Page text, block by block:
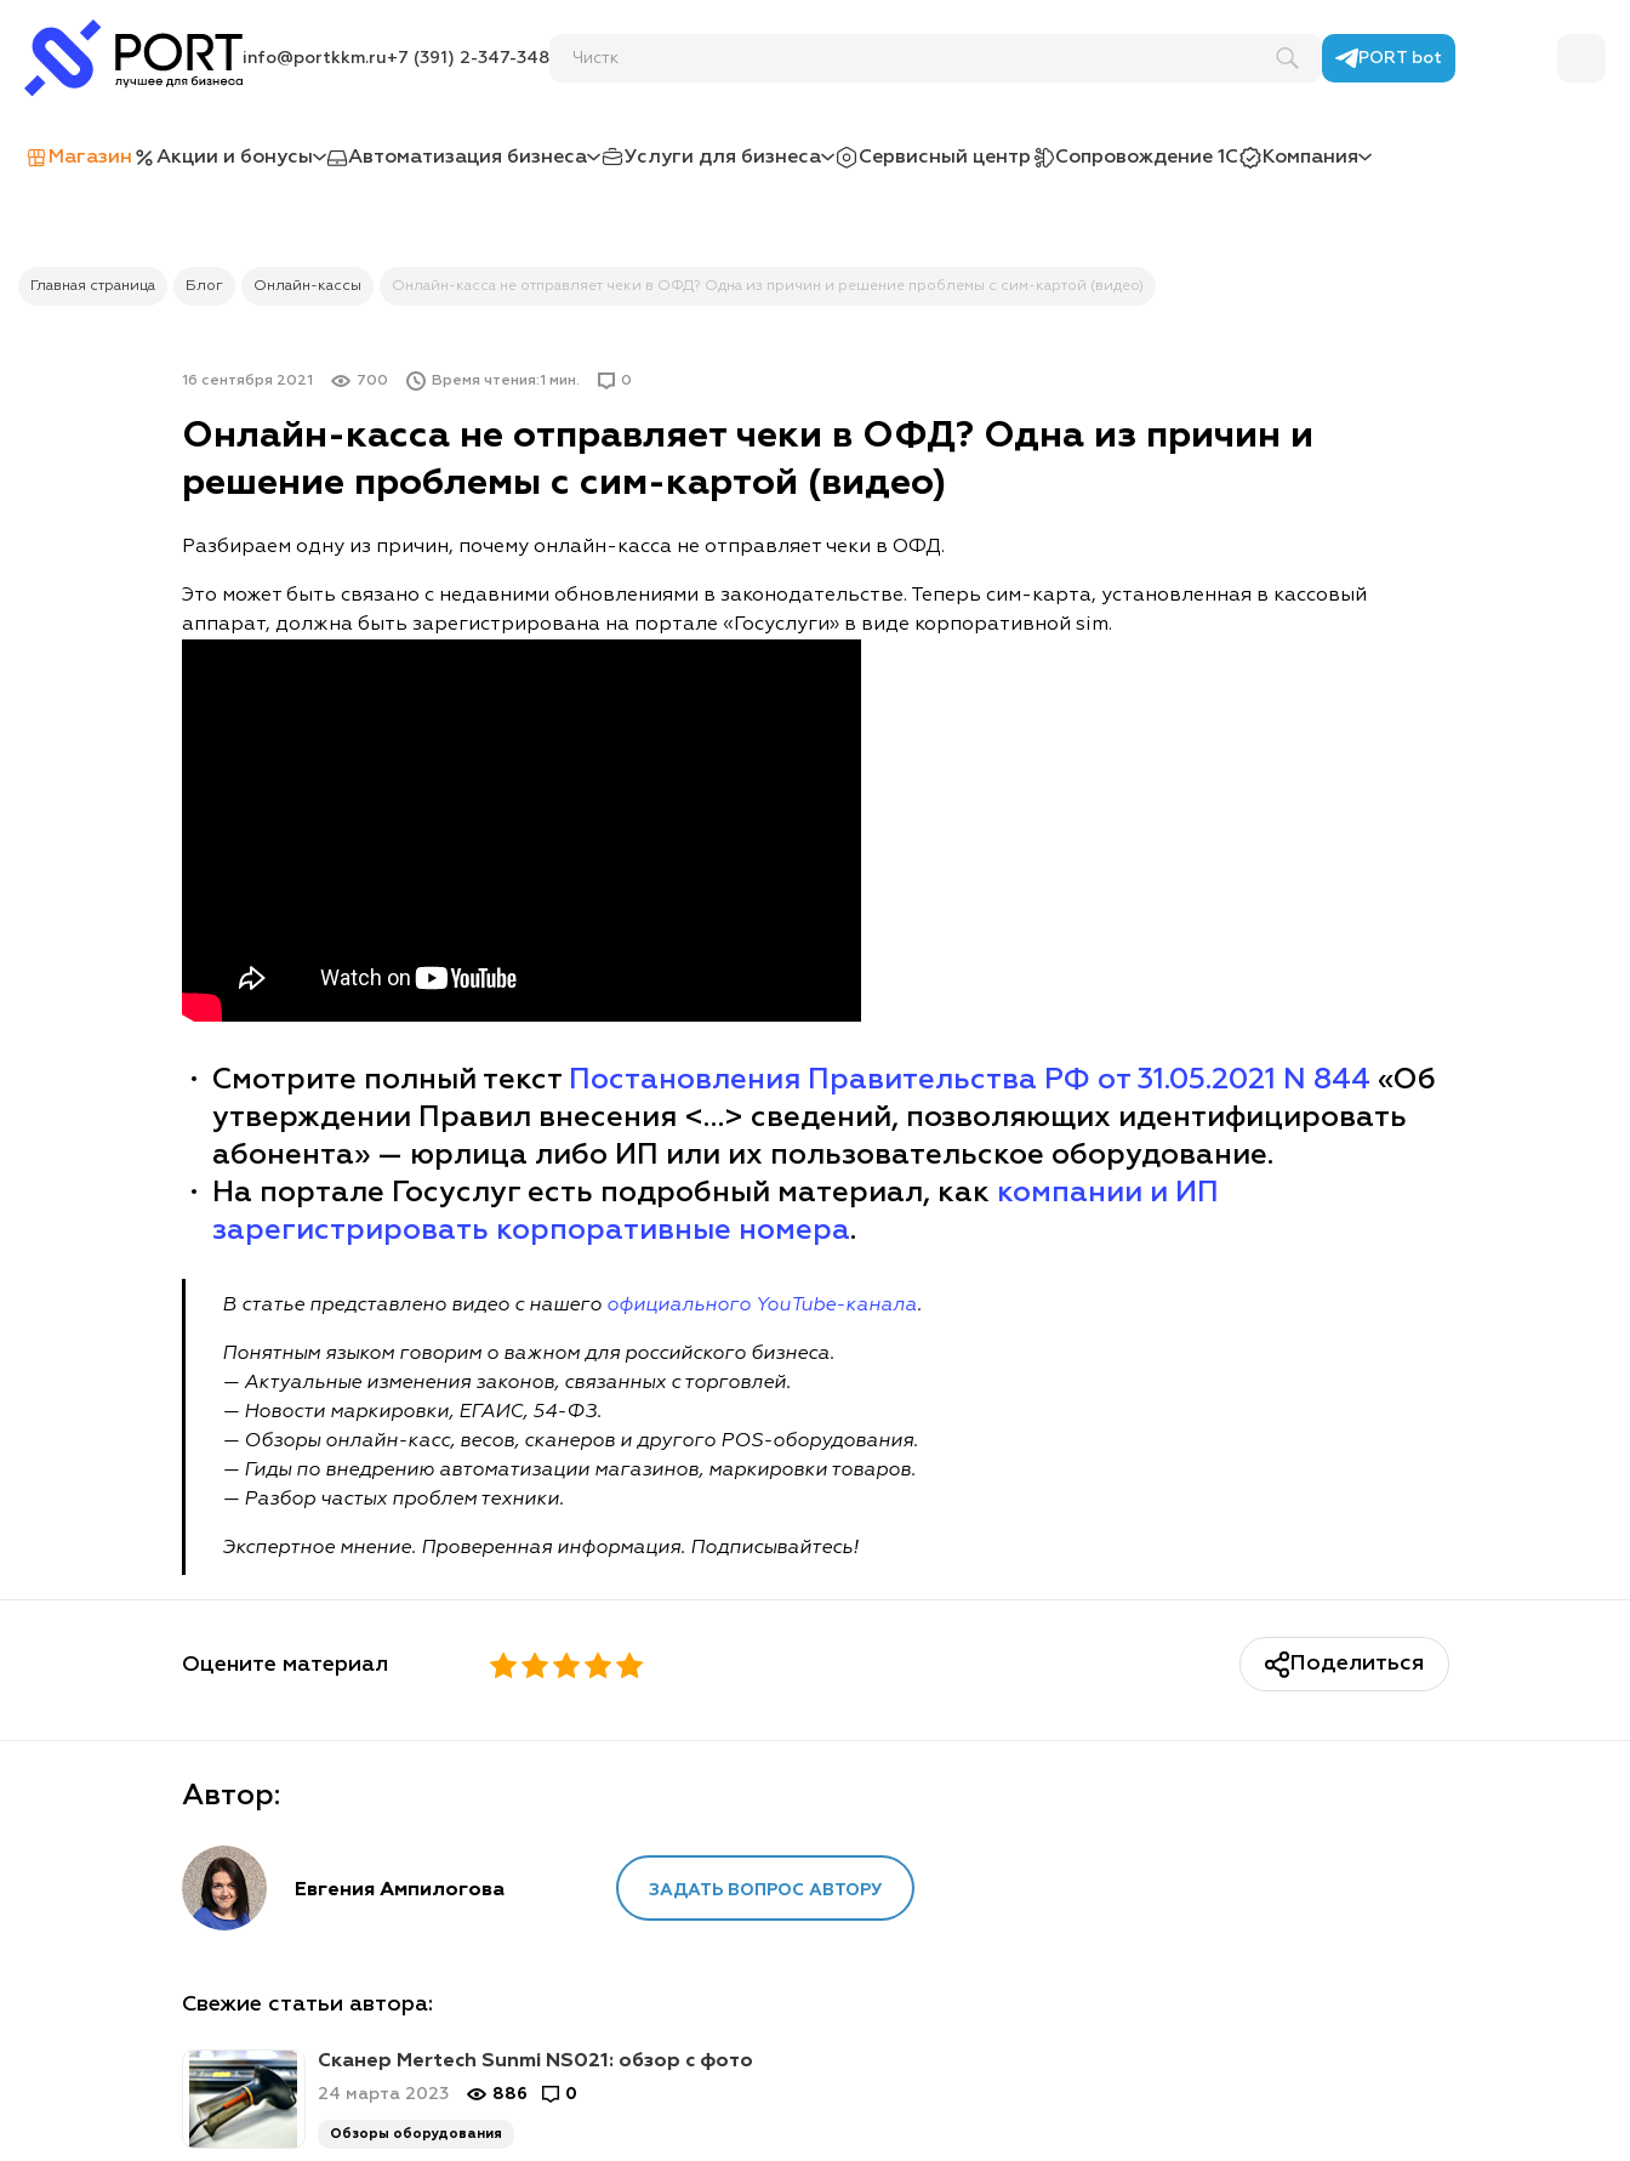
info@portkkm.ru+7 (391) 2-347-348 PORT bot
Магазин Акции и бонусы Автоматизация бизнеса Услуги для бизнеса Сервисный центр Сопровождение 1С Компания
Главная страница Блог Онлайн-кассы Онлайн-касса не отправляет чеки в ОФД? Одна из причин и решение проблемы с сим-картой (видео)
16 сентября 2021 700 Время чтения:1 мин. 0
Онлайн-касса не отправляет чеки в ОФД? Одна из причин и
решение проблемы с сим-картой (видео)
Разбираем одну из причин, почему онлайн-касса не отправляет чеки в ОФД.
Это может быть связано с недавними обновлениями в законодательстве. Теперь сим-карта, установленная в кассовый
аппарат, должна быть зарегистрирована на портале «Госуслуги» в виде корпоративной sim.
Смотрите полный текст Постановления Правительства РФ от 31.05.2021 N 844 «Об
утверждении Правил внесения <…> сведений, позволяющих идентифицировать
абонента» — юрлица либо ИП или их пользовательское оборудование.
На портале Госуслуг есть подробный материал, как компании и ИП
зарегистрировать корпоративные номера.
В статье представлено видео с нашего официального YouTube-канала.
Понятным языком говорим о важном для российского бизнеса.
— Актуальные изменения законов, связанных с торговлей.
— Новости маркировки, ЕГАИС, 54-ФЗ.
— Обзоры онлайн-касс, весов, сканеров и другого POS-оборудования.
— Гиды по внедрению автоматизации магазинов, маркировки товаров.
— Разбор частых проблем техники.
Экспертное мнение. Проверенная информация. Подписывайтесь!
Оцените материал Поделиться
Автор:
Евгения Ампилогова ЗАДАТЬ ВОПРОС АВТОРУ
Свежие статьи автора:
Сканер Mertech Sunmi NS021: обзор с фото
24 марта 2023 886 0
Обзоры оборудования